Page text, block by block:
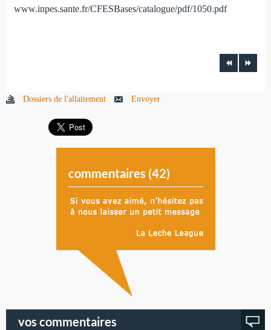
www.inpes.sante.fr/CFESBases/catalogue/pdf/1050.pdf
Dossiers de l'allaitement Envoyer
commentaires (42)
vos commentaires